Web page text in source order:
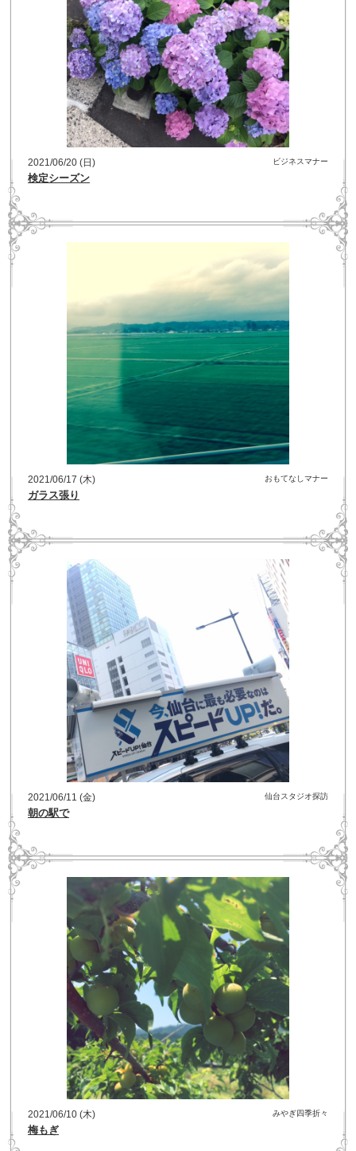
2021/06/20 (日) ビジネスマナー
検定シーズン
2021/06/17 (木) おもてなしマナー
ガラス張り
2021/06/11 (金) 仙台スタジオ探訪
朝の駅で
2021/06/10 (木) みやぎ四季折々
梅もぎ